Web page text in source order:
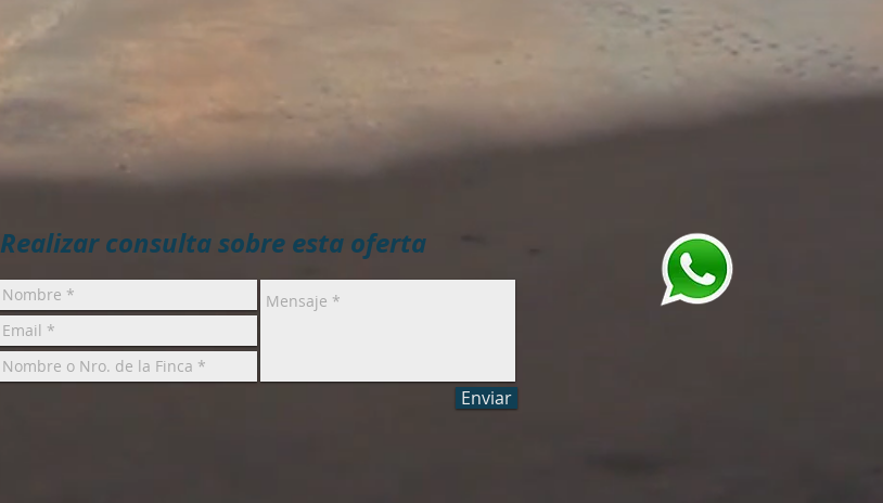
Realizar consulta sobre esta oferta
Enviar